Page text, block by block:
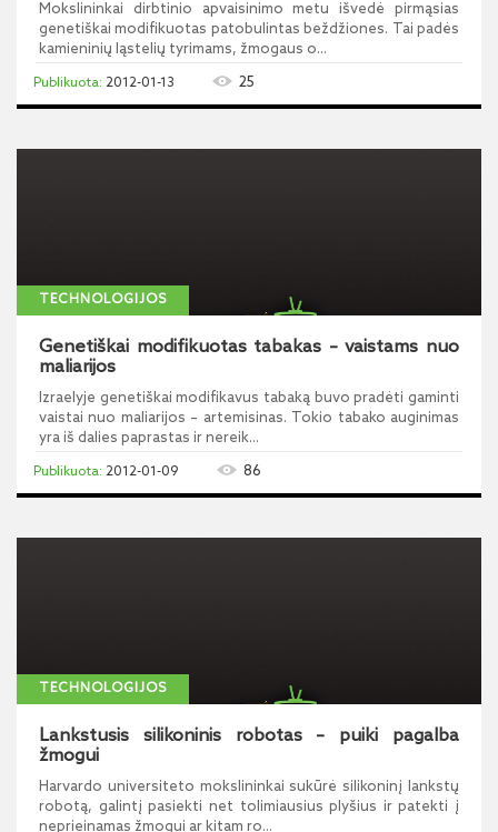
Mokslininkai dirbtinio apvaisinimo metu išvedė pirmąsias
genetiškai modifikuotas patobulintas beždžiones. Tai padės
kamieninių ląstelių tyrimams, žmogaus o...
2012-01-13 25
TECHNOLOGIJOS
Genetiškai modifikuotas tabakas – vaistams nuo
maliarijos
Izraelyje genetiškai modifikavus tabaką buvo pradėti gaminti
vaistai nuo maliarijos – artemisinas. Tokio tabako auginimas
yra iš dalies paprastas ir nereik...
2012-01-09 86
TECHNOLOGIJOS
Lankstusis silikoninis robotas – puiki pagalba
žmogui
Harvardo universiteto mokslininkai sukūrė silikoninį lankstų
robotą, galintį pasiekti net tolimiausius plyšius ir patekti į
neprieinamas žmogui ar kitam ro...